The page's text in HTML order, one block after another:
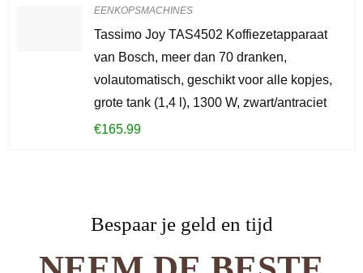
EENKOPSMACHINES
Tassimo Joy TAS4502 Koffiezetapparaat
van Bosch, meer dan 70 dranken,
volautomatisch, geschikt voor alle kopjes,
grote tank (1,4 l), 1300 W, zwart/antraciet
€165.99
Bespaar je geld en tijd